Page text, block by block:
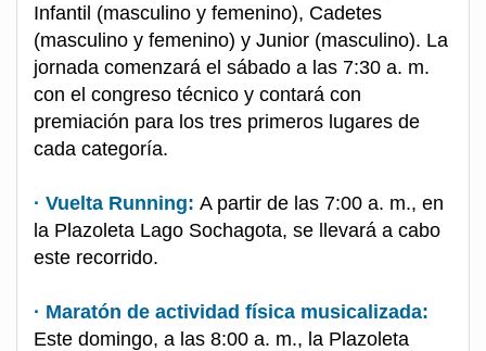
Infantil (masculino y femenino), Cadetes
(masculino y femenino) y Junior (masculino). La
jornada comenzará el sábado a las 7:30 a. m.
con el congreso técnico y contará con
premiación para los tres primeros lugares de
cada categoría.
· Vuelta Running: A partir de las 7:00 a. m., en
la Plazoleta Lago Sochagota, se llevará a cabo
este recorrido.
· Maratón de actividad física musicalizada:
Este domingo, a las 8:00 a. m., la Plazoleta